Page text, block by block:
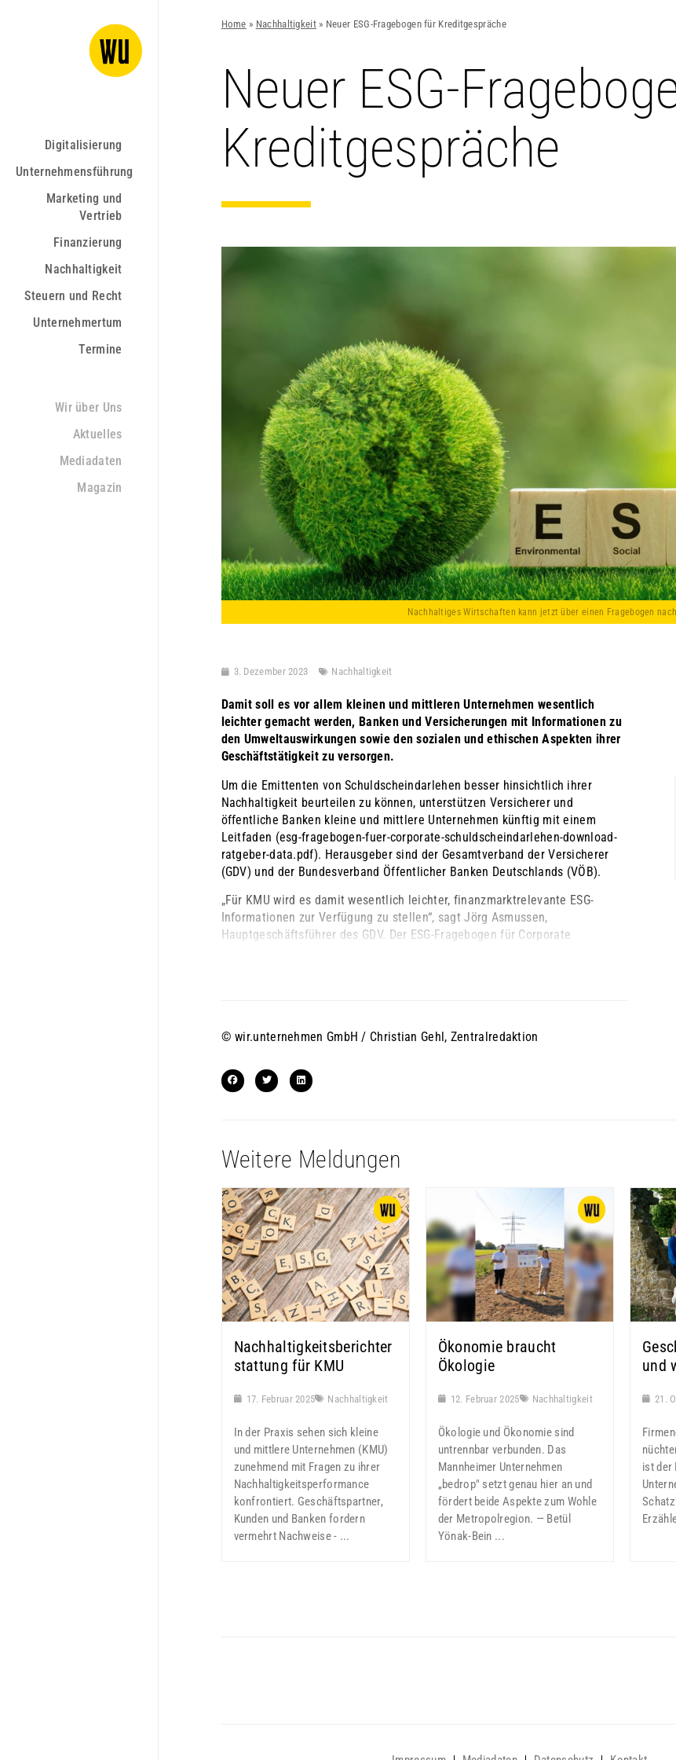
Digitalisierung
Unternehmensführung
Marketing und
Vertrieb
Finanzierung
Nachhaltigkeit
Steuern und Recht
Unternehmertum
Termine
Wir über Uns
Aktuelles
Mediadaten
Magazin
Home » Nachhaltigkeit» Neuer ESG-Fragebogen für Kreditgespräche
Neuer ESG-
Kreditgespräche
Nachhaltiges Wirtschaften kann jetzt über einen Fragebogen
3. Dezember 2023 Nachhaltigkeit
Damit soll es vor allem kleinen und mittleren Unternehmen wesentlich
leichter gemacht werden, Banken und Versicherungen mit Informationen zu
den Umweltauswirkungen sowie den sozialen und ethischen Aspekten ihrer
Geschäftstätigkeit zu versorgen.
Um die Emittenten von Schuldscheindarlehen besser hinsichtlich ihrer
Nachhaltigkeit beurteilen zu können, unterstützen Versicherer und
öffentliche Banken kleine und mittlere Unternehmen künftig mit einem
Leitfaden (esg-fragebogen-fuer-corporate-schuldscheindarlehen-download-
ratgeber-data.pdf). Herausgeber sind der Gesamtverband der Versicherer
(GDV) und der Bundesverband Öffentlicher Banken Deutschlands (VÖB).
„Für KMU wird es damit wesentlich leichter, finanzmarktrelevante ESG-
Informationen zur Verfügung zu stellen“, sagt Jörg Asmussen,
Hauptgeschäftsführer des GDV. Der ESG-Fragebogen für Corporate
© wir.unternehmen GmbH / Christian Gehl, Zentralredaktion
Weitere Meldungen
Nachhaltigkeitsberichter
stattung für KMU
17. Februar 2025 Nachhaltigkeit
In der Praxis sehen sich kleine
und mittlere Unternehmen (KMU)
zunehmend mit Fragen zu ihrer
Nachhaltigkeitsperformance
konfrontiert. Geschäftspartner,
Kunden und Banken fordern
vermehrt Nachweise - ...
Ökonomie braucht
Ökologie
12. Februar 2025 Nachhaltigkeit
Ökologie und Ökonomie sind
untrennbar verbunden. Das
Mannheimer Unternehmen
„bedrop" setzt genau hier an und
fördert beide Aspekte zum Wohle
der Metropolregion. — Betül
Yönak-Bein ...
und
21.
ist der